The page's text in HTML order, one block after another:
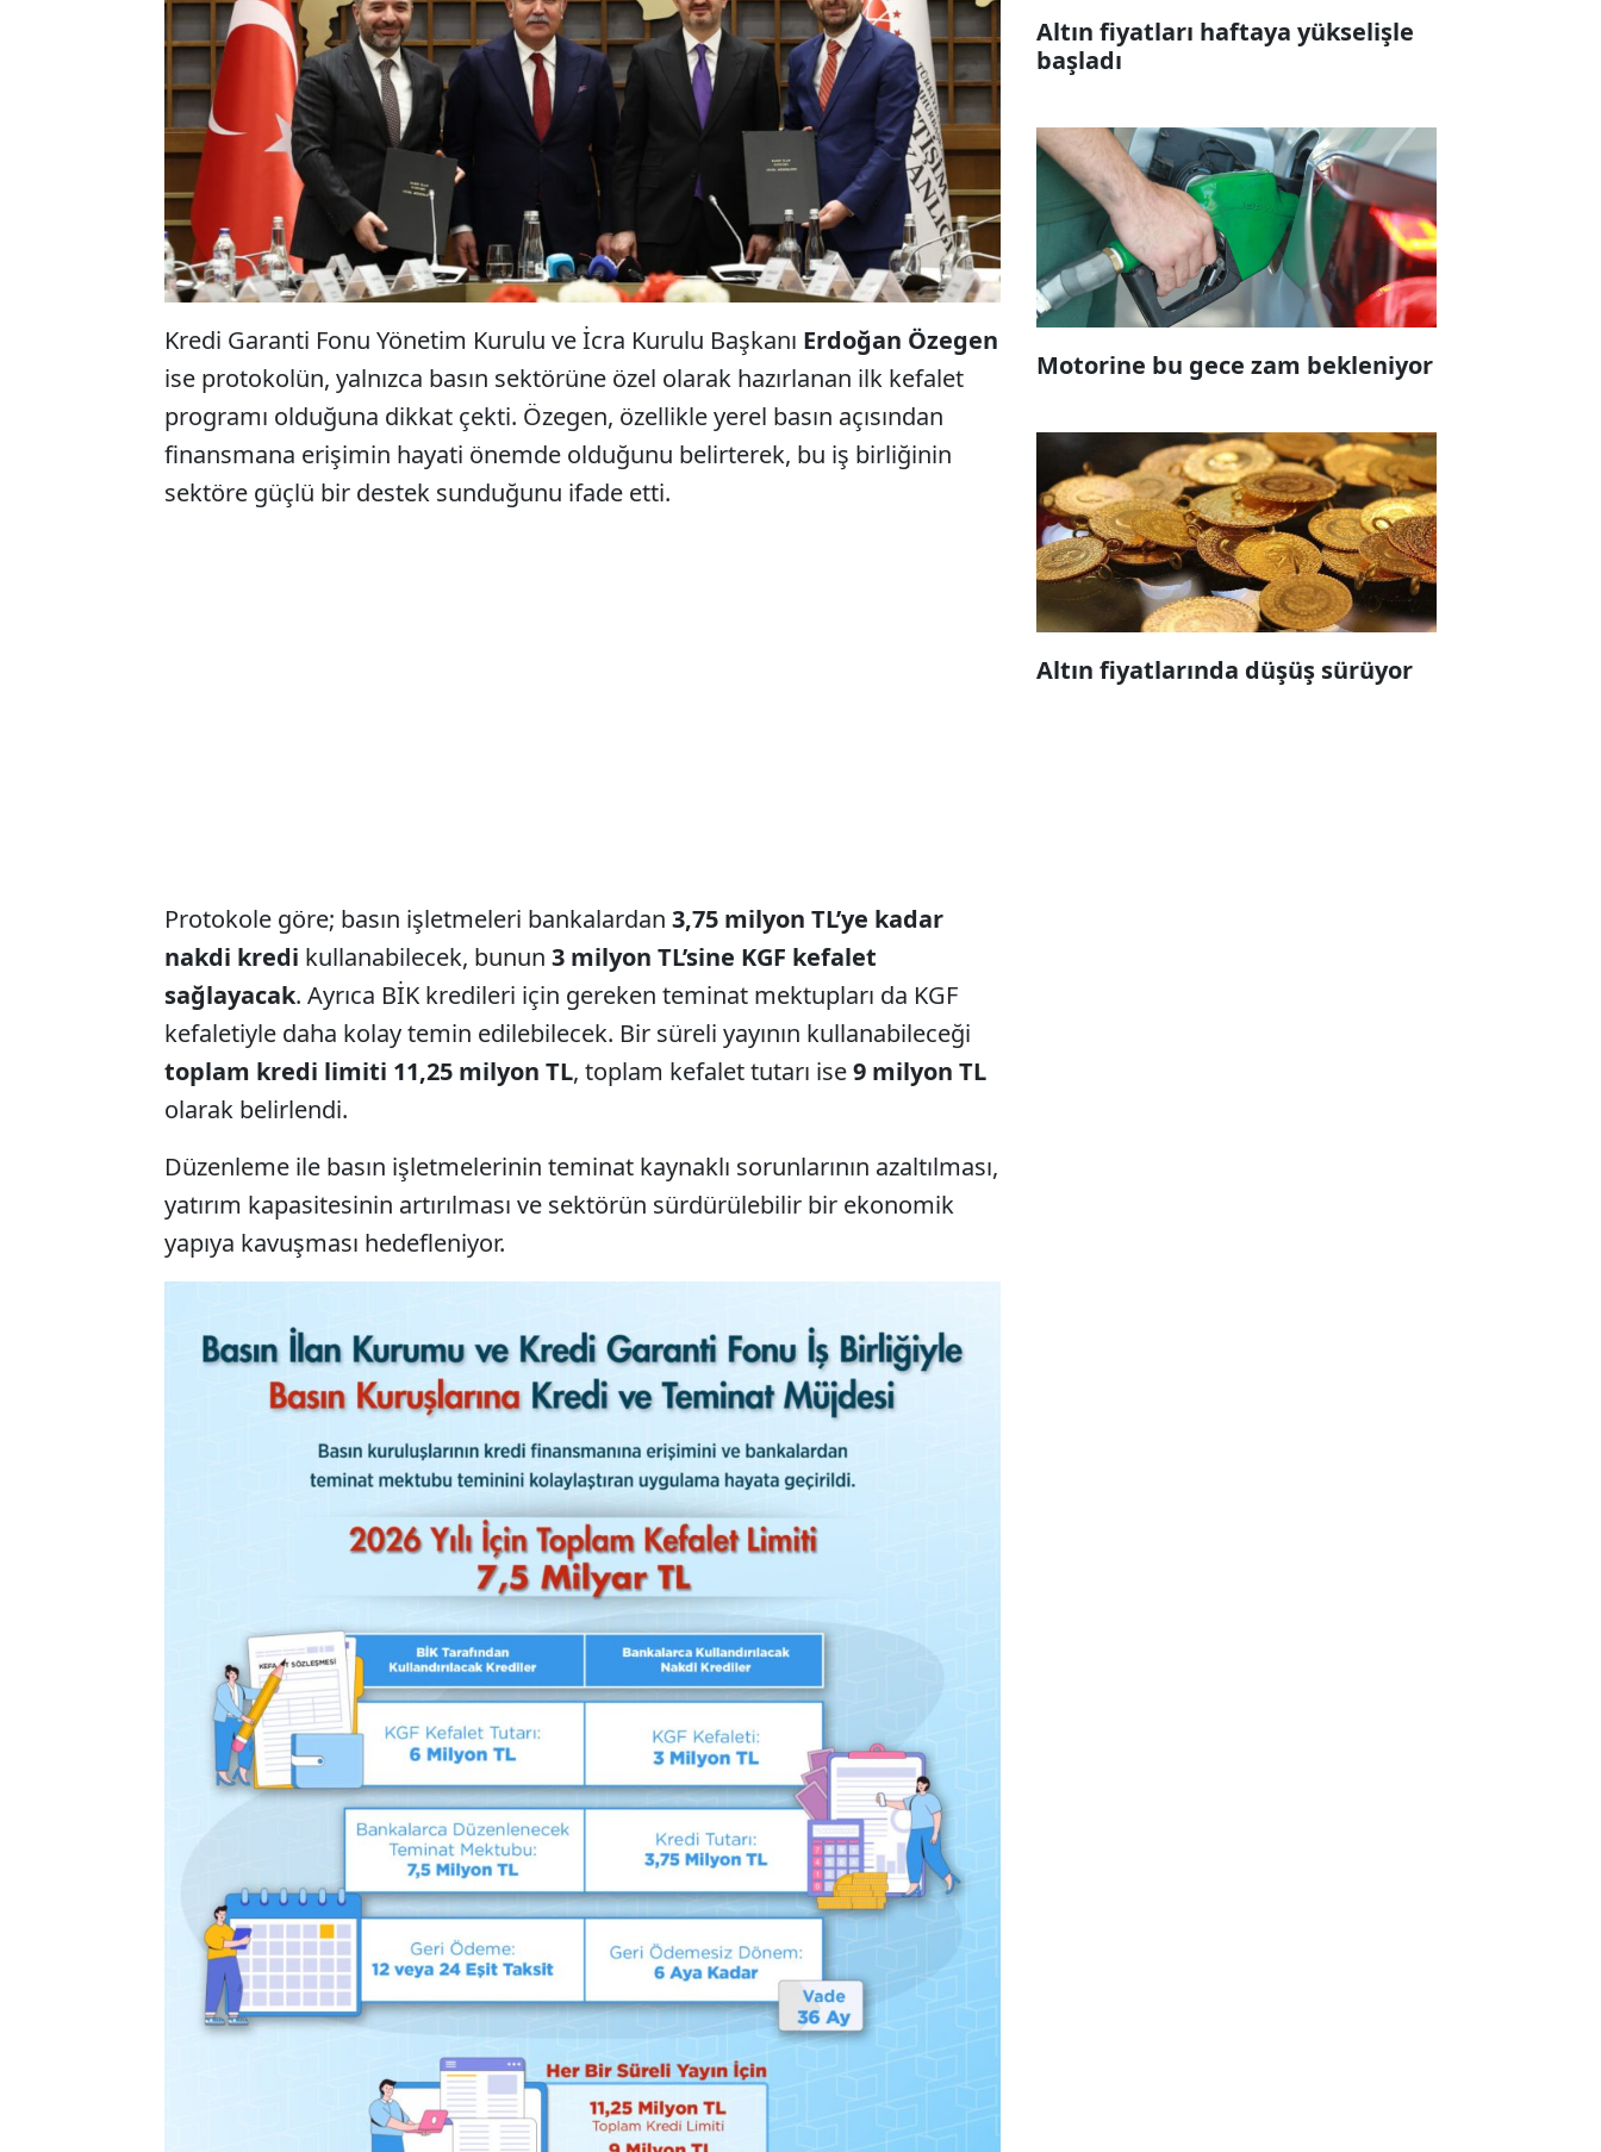
Kredi Garanti Fonu Yönetim Kurulu ve İcra Kurulu Başkanı Erdoğan Özegen
ise protokolün, yalnızca basın sektörüne özel olarak hazırlanan ilk kefalet
programı olduğuna dikkat çekti. Özegen, özellikle yerel basın açısından
finansmana erişimin hayati önemde olduğunu belirterek, bu iş birliğinin
sektöre güçlü bir destek sunduğunu ifade etti.
Protokole göre; basın işletmeleri bankalardan 3,75 milyon TL’ye kadar
nakdi kredi kullanabilecek, bunun 3 milyon TL’sine KGF kefalet
sağlayacak. Ayrıca BİK kredileri için gereken teminat mektupları da KGF
kefaletiyle daha kolay temin edilebilecek. Bir süreli yayının kullanabileceği
toplam kredi limiti 11,25 milyon TL, toplam kefalet tutarı ise9 milyon TL
olarak belirlendi.
Düzenleme ile basın işletmelerinin teminat kaynaklı sorunlarının azaltılması,
yatırım kapasitesinin artırılması ve sektörün sürdürülebilir bir ekonomik
yapıya kavuşması hedefleniyor.
Altın fiyatları haftaya yükselişle
başladı
Motorine bu gece zam bekleniyor
Altın fiyatlarında düşüş sürüyor